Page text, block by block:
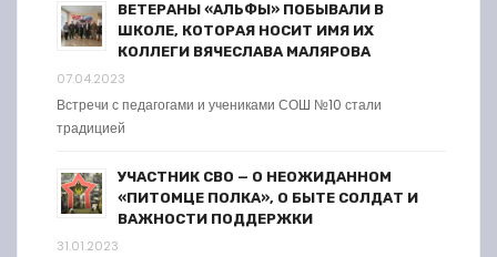
ВЕТЕРАНЫ «АЛЬФЫ» ПОБЫВАЛИ В
ШКОЛЕ, КОТОРАЯ НОСИТ ИМЯ ИХ
КОЛЛЕГИ ВЯЧЕСЛАВА МАЛЯРОВА
07.04.2023
Встречи с педагогами и учениками СОШ №10 стали
традицией
УЧАСТНИК СВО — О НЕОЖИДАННОМ
«ПИТОМЦЕ ПОЛКА», О БЫТЕ СОЛДАТ И
ВАЖНОСТИ ПОДДЕРЖКИ
31.01.2023